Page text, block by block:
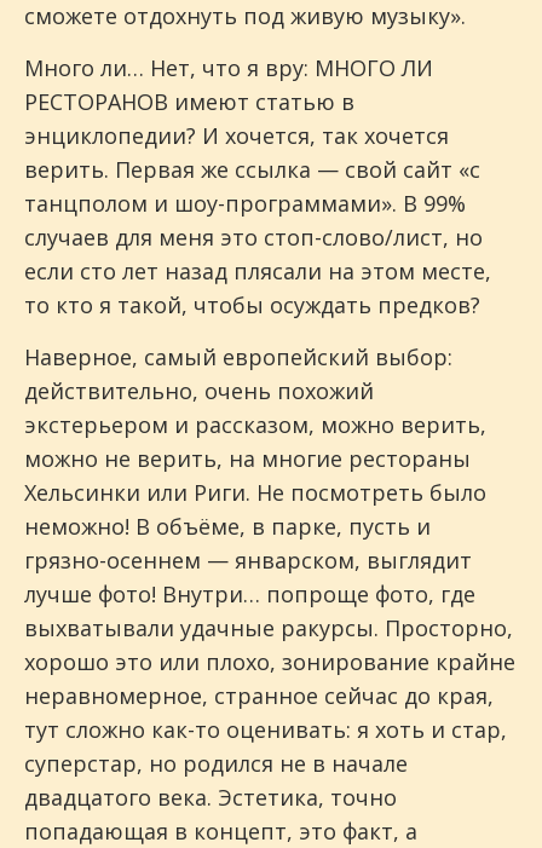
сможете отдохнуть под живую музыку».
Много ли… Нет, что я вру: МНОГО ЛИ
РЕСТОРАНОВ имеют статью в
энциклопедии? И хочется, так хочется
верить. Первая же ссылка — свой сайт «с
танцполом и шоу-программами». В 99%
случаев для меня это стоп-слово/лист, но
если сто лет назад плясали на этом месте,
то кто я такой, чтобы осуждать предков?
Наверное, самый европейский выбор:
действительно, очень похожий
экстерьером и рассказом, можно верить,
можно не верить, на многие рестораны
Хельсинки или Риги. Не посмотреть было
неможно! В объёме, в парке, пусть и
грязно-осеннем — январском, выглядит
лучше фото! Внутри… попроще фото, где
выхватывали удачные ракурсы. Просторно,
хорошо это или плохо, зонирование крайне
неравномерное, странное сейчас до края,
тут сложно как-то оценивать: я хоть и стар,
суперстар, но родился не в начале
двадцатого века. Эстетика, точно
попадающая в концепт, это факт, а